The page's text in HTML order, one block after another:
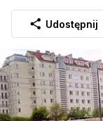
Udostępnij